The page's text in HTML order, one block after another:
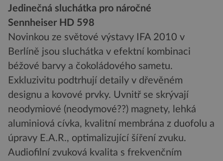
Jedinečná sluchátka pro náročné
Sennheiser HD 598
Novinkou ze světové výstavy IFA 2010 v
Berlíně jsou sluchátka v efektní kombinaci
béžové barvy a čokoládového sametu.
Exkluzivitu podtrhují detaily v dřevěném
designu a kovové prvky. Uvnitř se skrývají
neodymiové (neodymové??) magnety, lehká
aluminiová cívka, kvalitní membrána z duofolu a
úpravy E.A.R., optimalizující šíření zvuku.
Audiofilní zvuková kvalita s frekvenčním